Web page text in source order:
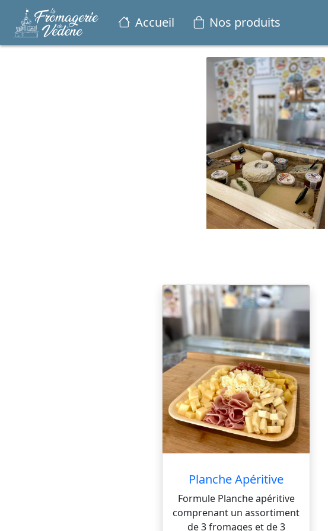
Accueil Nos produits
Planche Apéritive
Formule Planche apéritive
comprenant un assortiment
de 3 fromages et de 3